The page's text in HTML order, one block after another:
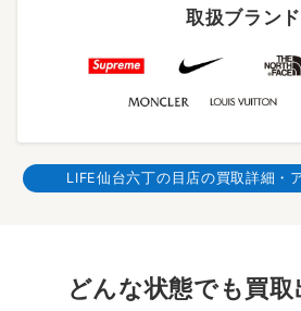
取扱ブランド
LIFE仙台六丁の目店の買取詳細・
どんな状態でも買取